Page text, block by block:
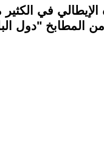
في
المطابخ "دول